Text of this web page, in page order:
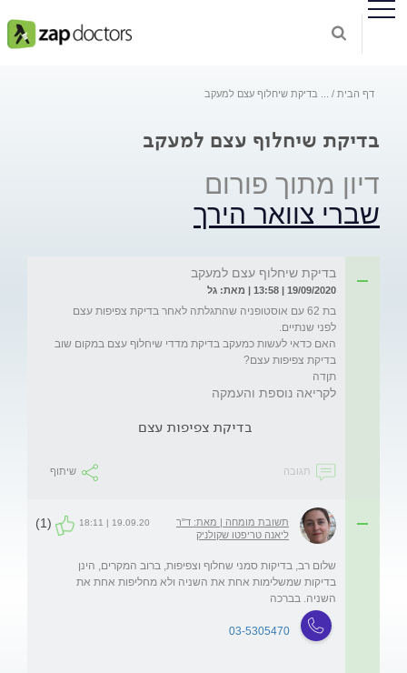
דף הבית בדיקת שיחלוף עצם למעקב
בדיקת שיחלוף עצם למעקב
דיון מתוך פורום
שברי צוואר הירך
בדיקת שיחלוף עצם למעקב
19/09/2020 | 13:58 | מאת: גל
בת 62 עם אוסטופניה שהתגלתה לאחר בדיקת צפיפות עצם
האם כדאי לעשות כמעקב בדיקת מדדי שיחלוף עצם במקום שוב
תןדה
לקריאה נוספת והעמקה
בדיקת צפיפות עצם
תגובה שיתוף
תשובת מומחה | מאת: ד"ר
ליאנה טריפטו שקולניק
19.09.20 | 18:11
(1)
שלום רב, בדיקות סמני שחלוף וצפיפות, ברוב המקרים, הינן
בדיקות שמשלימות אחת את השניה ולא מחליפות אחת את
השניה. בברכה
03-5305470